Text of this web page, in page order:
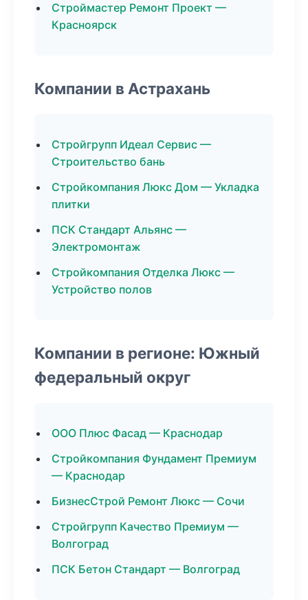
Строймастер Ремонт Проект —
Красноярск
Компании в Астрахань
Стройгрупп Идеал Сервис —
Строительство бань
Стройкомпания Люкс Дом — Укладка
плитки
ПСК Стандарт Альянс —
Электромонтаж
Стройкомпания Отделка Люкс —
Устройство полов
Компании в регионе: Южный
федеральный округ
ООО Плюс Фасад — Краснодар
Стройкомпания Фундамент Премиум
— Краснодар
БизнесСтрой Ремонт Люкс — Сочи
Стройгрупп Качество Премиум —
Волгоград
ПСК Бетон Стандарт — Волгоград